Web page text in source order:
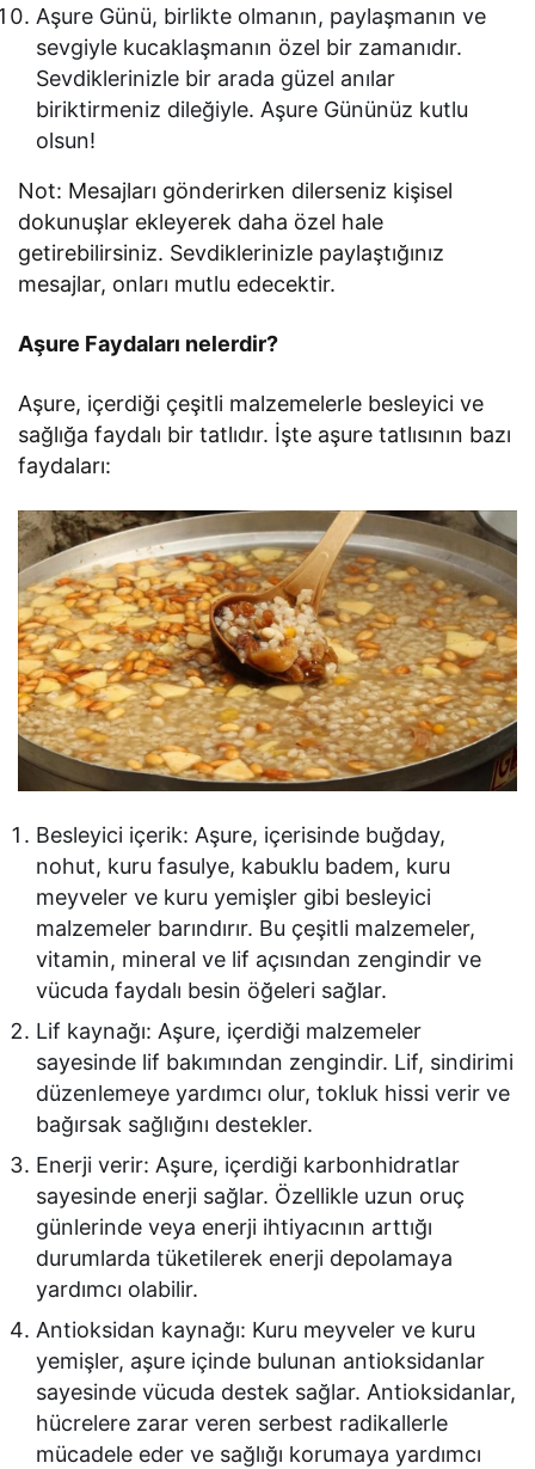
Aşure Günü, birlikte olmanın, paylaşmanın ve
sevgiyle kucaklaşmanın özel bir zamanıdır.
Sevdiklerinizle bir arada güzel anılar
biriktirmeniz dileğiyle. Aşure Gününüz kutlu
olsun!
Not: Mesajları gönderirken dilerseniz kişisel
dokunuşlar ekleyerek daha özel hale
getirebilirsiniz. Sevdiklerinizle paylaştığınız
mesajlar, onları mutlu edecektir.
Aşure Faydaları nelerdir?
Aşure, içerdiği çeşitli malzemelerle besleyici ve
sağlığa faydalı bir tatlıdır. İşte aşure tatlısının bazı
faydaları:
Besleyici içerik: Aşure, içerisinde buğday,
nohut, kuru fasulye, kabuklu badem, kuru
meyveler ve kuru yemişler gibi besleyici
malzemeler barındırır. Bu çeşitli malzemeler,
vitamin, mineral ve lif açısından zengindir ve
vücuda faydalı besin öğeleri sağlar.
Lif kaynağı: Aşure, içerdiği malzemeler
sayesinde lif bakımından zengindir. Lif, sindirimi
düzenlemeye yardımcı olur, tokluk hissi verir ve
bağırsak sağlığını destekler.
Enerji verir: Aşure, içerdiği karbonhidratlar
sayesinde enerji sağlar. Özellikle uzun oruç
günlerinde veya enerji ihtiyacının arttığı
durumlarda tüketilerek enerji depolamaya
yardımcı olabilir.
Antioksidan kaynağı: Kuru meyveler ve kuru
yemişler, aşure içinde bulunan antioksidanlar
sayesinde vücuda destek sağlar. Antioksidanlar,
hücrelere zarar veren serbest radikallerle
mücadele eder ve sağlığı korumaya yardımcı